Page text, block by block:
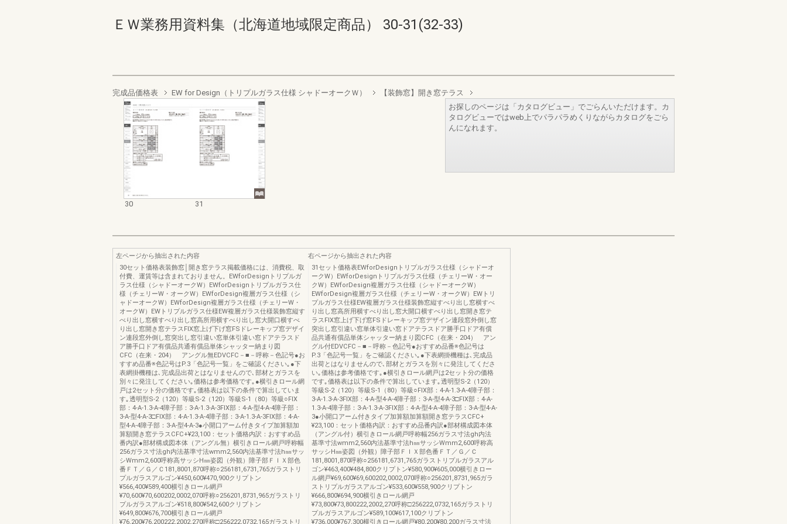
ＥＷ業務用資料集（北海道地域限定商品） 30-31(32-33)
完成品価格表 EW for Design（トリプルガラス仕様 シャドーオークＷ） 【装飾窓】開き窓テラス
30 31
お探しのページは「カタログビュー」でごらんいただけます。カ
タログビューではweb上でパラパラめくりながらカタログをごら
んになれます。
左ページから抽出された内容
30セット価格表装飾窓│開き窓テラス掲載価格には、消費税、取
付費、運賃等は含まれておりません。EWforDesignトリプルガ
ラス仕様（シャドーオークW）EWforDesignトリプルガラス仕
様（チェリーW・オークW）EWforDesign複層ガラス仕様（シ
ャドーオークW）EWforDesign複層ガラス仕様（チェリーW・
オークW）EWトリプルガラス仕様EW複層ガラス仕様装飾窓縦す
べり出し窓横すべり出し窓高所用横すべり出し窓大開口横すべ
り出し窓開き窓テラスFIX窓上げ下げ窓FSドレーキップ窓デザイ
ン連段窓外倒し窓突出し窓引違い窓単体引違い窓ドアテラスド
ア勝手口ドア有償品共通有償品単体シャッター納まり図
CFC（在来・204） アングル無EDVCFC－■－呼称－色記号●お
すすめ品番※色記号はP.3「色記号一覧」をご確認ください｡●下
表網掛機種は､完成品出荷とはなりませんので､部材とガラスを
別々に発注してください｡価格は参考価格です｡●横引きロール網
戸は2セット分の価格です｡価格表は以下の条件で算出していま
す｡透明型S-2（120）等級S-2（120）等級S-1（80）等級○FIX
部：4-A-1.3-A-4障子部：3-A-1.3-A-3FIX部：4-A-型4-A-4障子部：
3-A-型4-A-3□FIX部：4-A-1.3-A-4障子部：3-A-1.3-A-3FIX部：4-A-
型4-A-4障子部：3-A-型4-A-3●小開口アーム付きタイプ加算額加
算額開き窓テラスCFC+¥23,100：セット価格内訳：おすすめ品
番内訳●部材構成図本体（アングル無）横引きロール網戸呼称幅
256ガラス寸法gh内法基準寸法wmm2,560内法基準寸法h㎜サッ
シWmm2,600呼称高サッシH㎜姿図（外観）障子部ＦＩＸ部色
番ＦＴ／Ｇ／Ｃ181,8001,870呼称○256181,6731,765ガラストリ
プルガラスアルゴン¥450,600¥470,900クリプトン
¥566,400¥589,400横引きロール網戸
¥70,600¥70,600202,0002,070呼称○256201,8731,965ガラストリ
プルガラスアルゴン¥518,800¥542,600クリプトン
¥649,800¥676,700横引きロール網戸
¥76,200¥76,200222,2002,270呼称□256222,0732,165ガラストリ
右ページから抽出された内容
31セット価格表EWforDesignトリプルガラス仕様（シャドーオ
ークW）EWforDesignトリプルガラス仕様（チェリーW・オー
クW）EWforDesign複層ガラス仕様（シャドーオークW）
EWforDesign複層ガラス仕様（チェリーW・オークW）EWトリ
プルガラス仕様EW複層ガラス仕様装飾窓縦すべり出し窓横すべ
り出し窓高所用横すべり出し窓大開口横すべり出し窓開き窓テ
ラスFIX窓上げ下げ窓FSドレーキップ窓デザイン連段窓外倒し窓
突出し窓引違い窓単体引違い窓ドアテラスドア勝手口ドア有償
品共通有償品単体シャッター納まり図CFC（在来・204） アン
グル付EDVCFC－■－呼称－色記号●おすすめ品番※色記号は
P.3「色記号一覧」をご確認ください｡●下表網掛機種は､完成品
出荷とはなりませんので､部材とガラスを別々に発注してくださ
い｡価格は参考価格です｡●横引きロール網戸は2セット分の価格
です｡価格表は以下の条件で算出しています｡透明型S-2（120）
等級S-2（120）等級S-1（80）等級○FIX部：4-A-1.3-A-4障子部：
3-A-1.3-A-3FIX部：4-A-型4-A-4障子部：3-A-型4-A-3□FIX部：4-A-
1.3-A-4障子部：3-A-1.3-A-3FIX部：4-A-型4-A-4障子部：3-A-型4-A-
3●小開口アーム付きタイプ加算額加算額開き窓テラスCFC+
¥23,100：セット価格内訳：おすすめ品番内訳●部材構成図本体
（アングル付）横引きロール網戸呼称幅256ガラス寸法gh内法
基準寸法wmm2,560内法基準寸法h㎜サッシWmm2,600呼称高
サッシH㎜姿図（外観）障子部ＦＩＸ部色番ＦＴ／Ｇ／Ｃ
181,8001,870呼称○256181,6731,765ガラストリプルガラスアル
ゴン¥463,400¥484,800クリプトン¥580,900¥605,000横引きロー
ル網戸¥69,600¥69,600202,0002,070呼称○256201,8731,965ガラ
ストリプルガラスアルゴン¥533,600¥558,900クリプトン
¥666,800¥694,900横引きロール網戸
¥73,800¥73,800222,2002,270呼称□256222,0732,165ガラストリ
プルガラスアルゴン¥589,100¥617,100クリプトン
¥736,000¥767,300横引きロール網戸¥80,200¥80,200ガラス寸法